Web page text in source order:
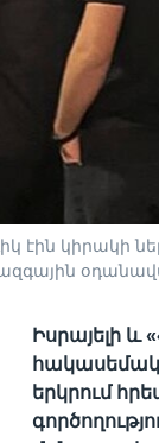
էին կիրակի
Իսրայելի և
երկրում